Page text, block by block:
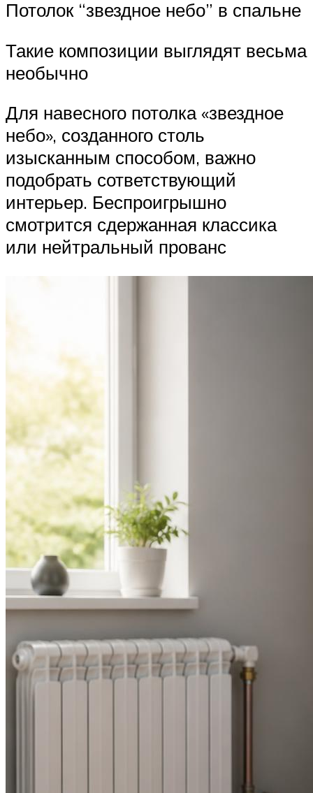
Потолок “звездное небо” в спальне
Такие композиции выглядят весьма
необычно
Для навесного потолка «звездное
небо», созданного столь
изысканным способом, важно
подобрать сответствующий
интерьер. Беспроигрышно
смотрится сдержанная классика
или нейтральный прованс